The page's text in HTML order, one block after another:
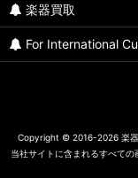
楽器買取
For International
Copyright © 2016-2026 楽器
当社サイトに含まれるすべて